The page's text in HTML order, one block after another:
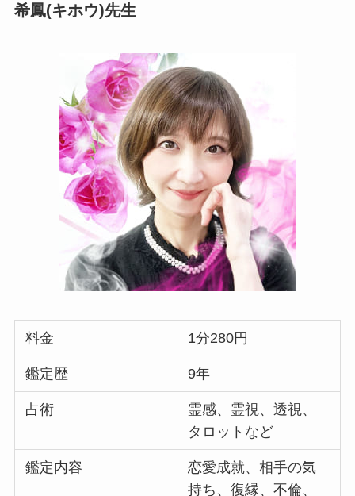
希鳳(キホウ)先生
料金 1分280円
鑑定歴 9年
占術
霊感、霊視、透視、
タロットなど
鑑定内容
恋愛成就、相手の気
持ち、復縁、不倫、